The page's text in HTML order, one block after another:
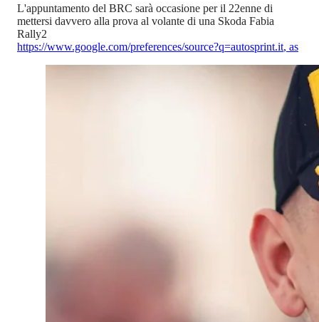
L'appuntamento del BRC sarà occasione per il 22enne di
mettersi davvero alla prova al volante di una Skoda Fabia
Rally2
https://www.google.com/preferences/source?q=autosprint.it, as